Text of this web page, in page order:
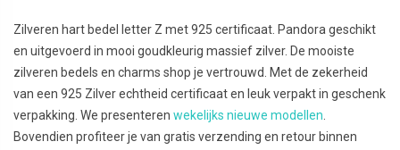
Zilveren hart bedel letter Z met 925 certificaat. Pandora geschikt
en uitgevoerd in mooi goudkleurig massief zilver. De mooiste
zilveren bedels en charms shop je vertrouwd. Met de zekerheid
van een 925 Zilver echtheid certificaat en leuk verpakt in geschenk
verpakking. We presenteren wekelijks nieuwe modellen
Bovendien profiteer je van gratis verzending en retour binnen